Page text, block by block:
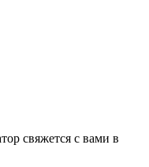
свяжется с вами в